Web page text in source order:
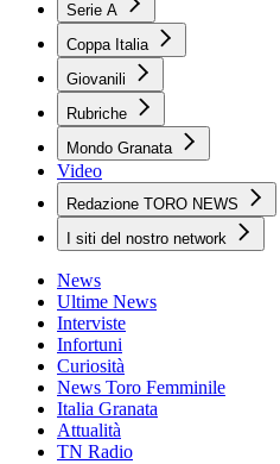
Serie A
Coppa Italia
Giovanili
Rubriche
Mondo Granata
Video
Redazione TORO NEWS
I siti del nostro network
News
Ultime News
Interviste
Infortuni
Curiosità
News Toro Femminile
Italia Granata
Attualità
TN Radio